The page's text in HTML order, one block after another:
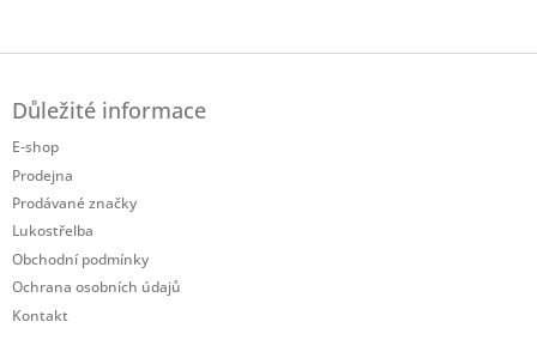
Důležité informace
E-shop
Prodejna
Prodávané značky
Lukostřelba
Obchodní podmínky
Ochrana osobních údajů
Kontakt